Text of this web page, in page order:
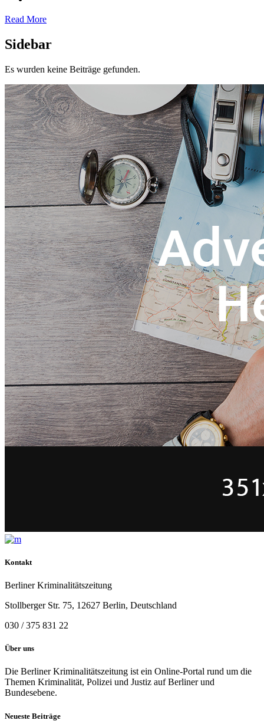
Read More
Sidebar
Es wurden keine Beiträge gefunden.
Kontakt
Berliner Kriminalitätszeitung
Stollberger Str. 75, 12627 Berlin, Deutschland
030 / 375 831 22
Über uns
Die Berliner Kriminalitätszeitung ist ein Online-Portal rund um die
Themen Kriminalität, Polizei und Justiz auf Berliner und
Bundesebene.
Neueste Beiträge